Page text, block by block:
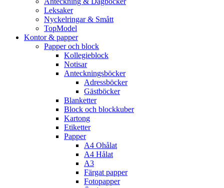
Leksaker
Nyckelringar & Smått
TopModel
Kontor & papper
Papper och block
Kollegieblock
Notisar
Anteckningsböcker
Adressböcker
Gästböcker
Blanketter
Block och blockkuber
Kartong
Etiketter
Papper
A4 Ohålat
A4 Hålat
A3
Färgat papper
Fotopapper